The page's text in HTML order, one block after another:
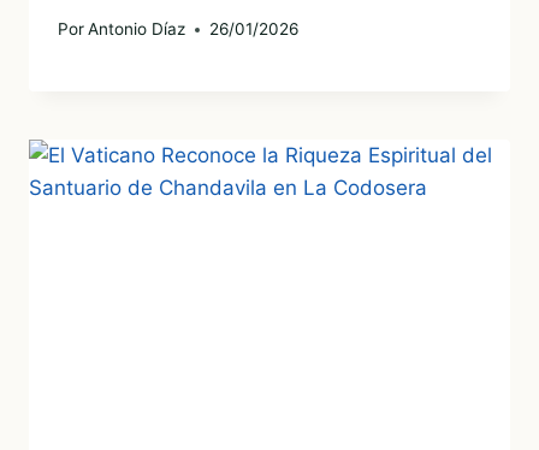
PorAntonio Díaz 26/01/2026